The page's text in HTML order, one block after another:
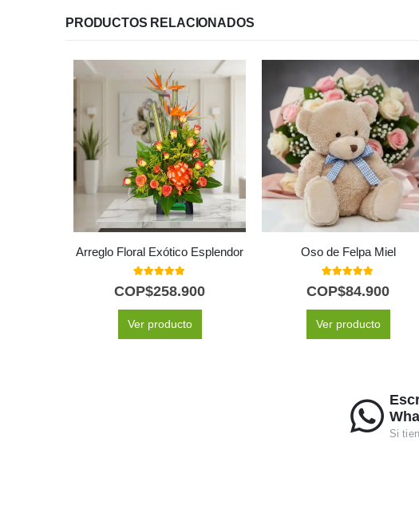
PRODUCTOS RELACIONADOS
Arreglo Floral Exótico Esplendor
5.00
COP$258.900
Ver producto
Oso de Felpa Miel
5.00out of 5
COP$84.900
Ver producto
Si